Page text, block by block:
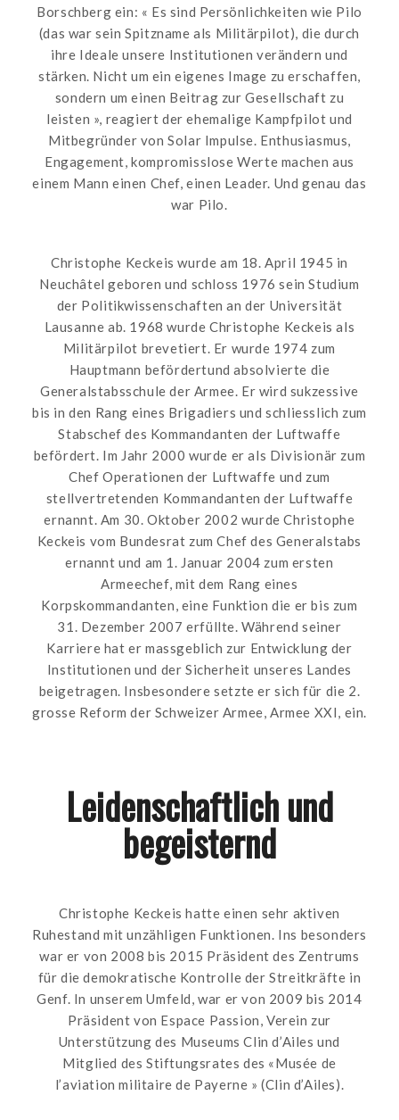
Borschberg ein: « Es sind Persönlichkeiten wie Pilo
(das war sein Spitzname als Militärpilot), die durch
ihre Ideale unsere Institutionen verändern und
stärken. Nicht um ein eigenes Image zu erschaffen,
sondern um einen Beitrag zur Gesellschaft zu
leisten », reagiert der ehemalige Kampfpilot und
Mitbegründer von Solar Impulse. Enthusiasmus,
Engagement, kompromisslose Werte machen aus
einem Mann einen Chef, einen Leader. Und genau das
war Pilo.
Christophe Keckeis wurde am 18. April 1945 in
Neuchâtel geboren und schloss 1976 sein Studium
der Politikwissenschaften an der Universität
Lausanne ab. 1968 wurde Christophe Keckeis als
Militärpilot brevetiert. Er wurde 1974 zum
Hauptmann befördertund absolvierte die
Generalstabsschule der Armee. Er wird sukzessive
bis in den Rang eines Brigadiers und schliesslich zum
Stabschef des Kommandanten der Luftwaffe
befördert. Im Jahr 2000 wurde er als Divisionär zum
Chef Operationen der Luftwaffe und zum
stellvertretenden Kommandanten der Luftwaffe
ernannt. Am 30. Oktober 2002 wurde Christophe
Keckeis vom Bundesrat zum Chef des Generalstabs
ernannt und am 1. Januar 2004 zum ersten
Armeechef, mit dem Rang eines
Korpskommandanten, eine Funktion die er bis zum
31. Dezember 2007 erfüllte. Während seiner
Karriere hat er massgeblich zur Entwicklung der
Institutionen und der Sicherheit unseres Landes
beigetragen. Insbesondere setzte er sich für die 2.
grosse Reform der Schweizer Armee, Armee XXI, ein.
Leidenschaftlich und
begeisternd
Christophe Keckeis hatte einen sehr aktiven
Ruhestand mit unzähligen Funktionen. Ins besonders
war er von 2008 bis 2015 Präsident des Zentrums
für die demokratische Kontrolle der Streitkräfte in
Genf. In unserem Umfeld, war er von 2009 bis 2014
Präsident von Espace Passion, Verein zur
Unterstützung des Museums Clin d’Ailes und
Mitglied des Stiftungsrates des «Musée de
l’aviation militaire de Payerne » (Clin d’Ailes).